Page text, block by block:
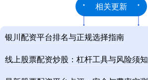
相关更新
银川配资平台排名与正规选择指南
线上股票配资炒股：杠杆工具与风险须知